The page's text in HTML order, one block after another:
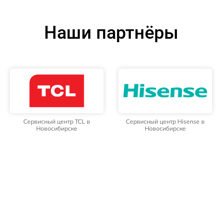
Наши партнёры
Сервисный центр TCL в
Новосибирске
Сервисный центр Hisense в
Новосибирске